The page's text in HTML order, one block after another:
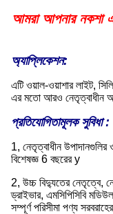
আমরা আপনার নকশা
অ্যাপ্লিকেশন:
এটি ওয়াল-ওয়াশার লাইট,
এর মতো আরও নেতৃত্বাধীন
প্রতিযোগিতামূলক সুবিধা :
1, নেতৃত্বাধীন উপাদানগুলির
বিশেষজ্ঞ 6 বছরের y
2, উচ্চ বিদ্যুতের নেতৃত্বে,
ড্রাইভার, এমসিপিসিবি
সম্পূর্ণ পরিসীমা পণ্য